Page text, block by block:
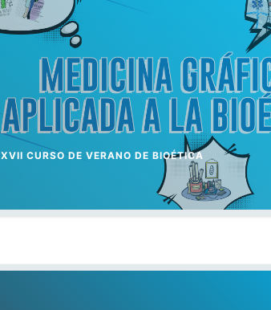
XVII CURSO DE VERANO DE BIOÉTICA